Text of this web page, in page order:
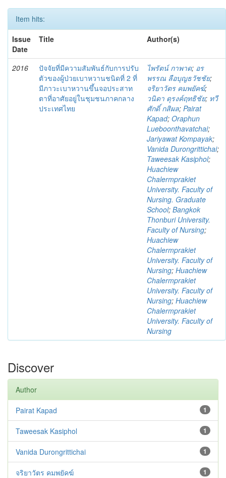
Item hits:
Issue
Date
Title Author(s)
2016
ปัจจัยที่มีความสัมพันธ์กับการปรับ
ตัวของผู้ป่วยเบาหวานชนิดที่ 2 ที่
มีภาวะเบาหวานขึ้นจอประสาท
ตาที่อาศัยอยู่ในชุมชนภาคกลาง
ประเทศไทย
ไพรัตน์ กาพาด; อร
พรรณ ลือบุญธวัชชัย;
จริยาวัตร คมพยัคฆ์;
วนิดา ดุรงค์ฤทธิชัย; ทวี
ศักดิ์ กสิผล; Pairat
Kapad; Oraphun
Lueboonthavatchai;
Jariyawat Kompayak;
Vanida Durongrittichai;
Taweesak Kasiphol;
Huachiew
Chalermprakiet
University. Faculty of
Nursing. Graduate
School; Bangkok
Thonburi University.
Faculty of Nursing;
Huachiew
Chalermprakiet
University. Faculty of
Nursing; Huachiew
Chalermprakiet
University. Faculty of
Nursing; Huachiew
Chalermprakiet
University. Faculty of
Nursing
Discover
Author
1
Pairat Kapad
1
Taweesak Kasiphol
1
Vanida Durongrittichai
1
จริยาวัตร คมพยัคฆ์